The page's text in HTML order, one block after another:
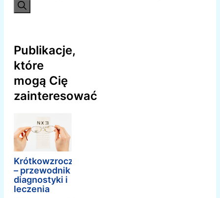
Publikacje,
które
mogą Cię
zainteresować
Krótkowzroczność
– przewodnik
diagnostyki i
leczenia